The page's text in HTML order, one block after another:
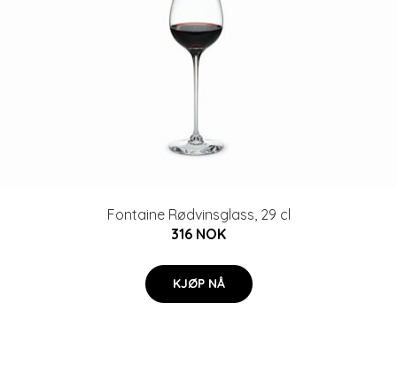
Fontaine Rødvinsglass, 29 cl
316 NOK
KJØP NÅ